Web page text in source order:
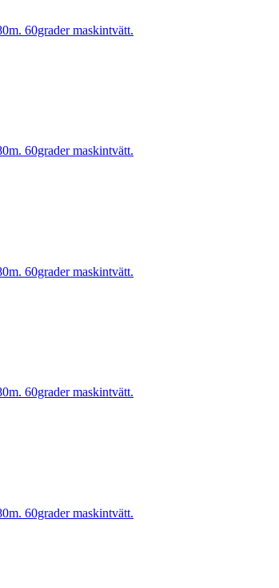
60grader maskintvätt.
60grader maskintvätt.
60grader maskintvätt.
60grader maskintvätt.
60grader maskintvätt.